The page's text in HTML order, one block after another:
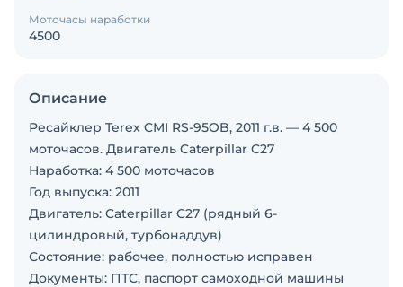
Моточасы наработки
4500
Описание
Ресайклер Terex CMI RS-95OB, 2011 г.в. — 4 500
моточасов. Двигатель Caterpillar C27
Наработка: 4 500 моточасов
Год выпуска: 2011
Двигатель: Caterpillar C27 (рядный 6-
цилиндровый, турбонаддув)
Состояние: рабочее, полностью исправен
Документы: ПТС, паспорт самоходной машины